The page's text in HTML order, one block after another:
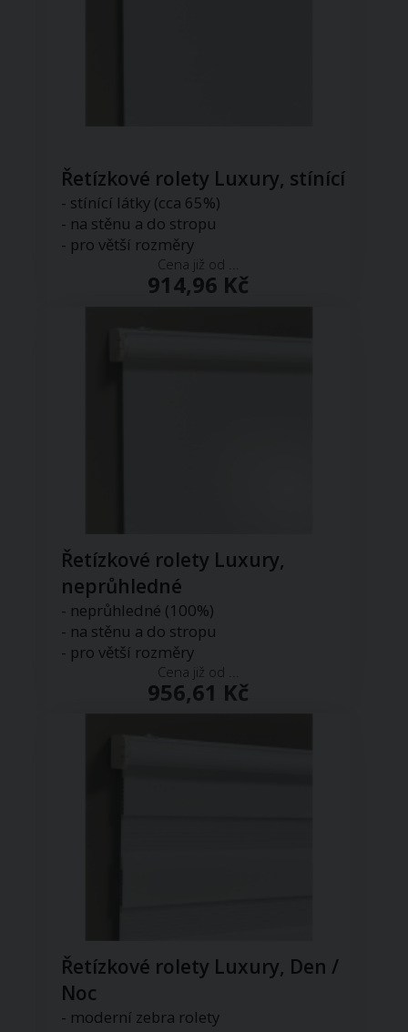
Řetízkové rolety Luxury, stínící
- stínící látky (cca 65%)
- na stěnu a do stropu
- pro větší rozměry
Cena již od ...
914,96 Kč
Řetízkové rolety Luxury,
neprůhledné
- neprůhledné (100%)
- na stěnu a do stropu
- pro větší rozměry
Cena již od ...
956,61 Kč
Řetízkové rolety Luxury, Den /
Noc
- moderní zebra rolety